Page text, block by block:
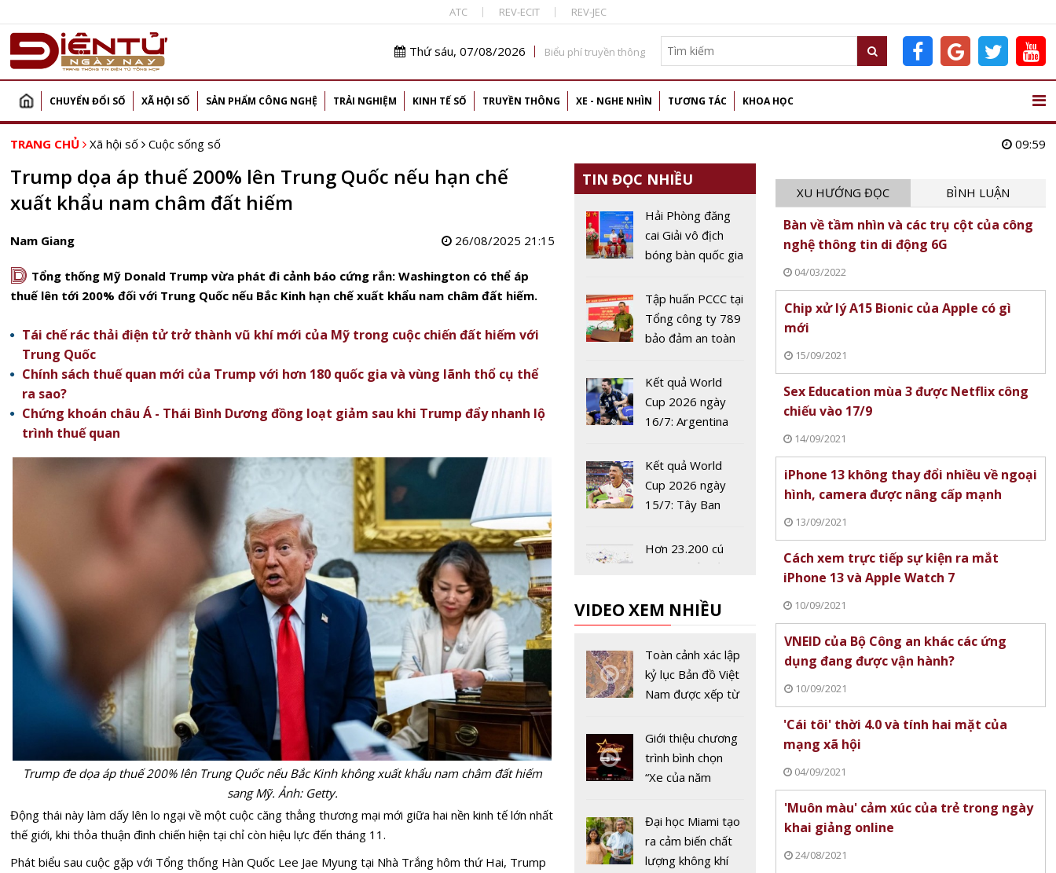
ATC REV-ECIT REV-JEC
Thứ sáu, 07/08/2026 Biểu phí truyền thông
CHUYỂN ĐỔI SỐ XÃ HỘI SỐ SẢN PHẨM CÔNG NGHỆ TRẢI NGHIỆM KINH TẾ SỐ TRUYỀN THÔNG XE - NGHE NHÌN TƯƠNG TÁC KHOA HỌC
TRANG CHỦ Xã hội số Cuộc sống số 09:59
Trump dọa áp thuế 200% lên Trung Quốc nếu hạn chế
xuất khẩu nam châm đất hiếm
Nam Giang 26/08/2025 21:15
D Tổng thống Mỹ Donald Trump vừa phát đi cảnh báo cứng rắn: Washington có thể áp
thuế lên tới 200% đối với Trung Quốc nếu Bắc Kinh hạn chế xuất khẩu nam châm đất hiếm.
Tái chế rác thải điện tử trở thành vũ khí mới của Mỹ trong cuộc chiến đất hiếm với
Trung Quốc
Chính sách thuế quan mới của Trump với hơn 180 quốc gia và vùng lãnh thổ cụ thể
ra sao?
Chứng khoán châu Á - Thái Bình Dương đồng loạt giảm sau khi Trump đẩy nhanh lộ
trình thuế quan
Trump đe dọa áp thuế 200% lên Trung Quốc nếu Bắc Kinh không xuất khẩu nam châm đất hiếm
sang Mỹ. Ảnh: Getty.
Động thái này làm dấy lên lo ngại về một cuộc căng thẳng thương mại mới giữa hai nền kinh tế lớn nhất
thế giới, khi thỏa thuận đình chiến hiện tại chỉ còn hiệu lực đến tháng 11.
Phát biểu sau cuộc gặp với Tổng thống Hàn Quốc Lee Jae Myung tại Nhà Trắng hôm thứ Hai, Trump
TIN ĐỌC NHIỀU
Hải Phòng đăng
cai Giải vô địch
bóng bàn quốc gia
thứ 44
Tập huấn PCCC tại
Tổng công ty 789
bảo đảm an toàn
phòng
Kết quả World
Cup 2026 ngày
16/7: Argentina
Kết quả World
Cup 2026 ngày
15/7: Tây Ban
World Cup sau 16
Hơn 23.200 cú
sét đánh ở miền
châu Á-Thái Bình
Dương và Nhật
Bản có Chủ tịch
tính hai mặt của
mạng xã hội
VIDEO XEM NHIỀU
Toàn cảnh xác lập
kỷ lục Bản đồ Việt
Nam được xếp từ
năm 2022
Giới thiệu chương
trình bình chọn
“Xe của năm
Đại học Miami tạo
ra cảm biến chất
lượng không khí
XU HƯỚNG ĐỌC BÌNH LUẬN
Bàn về tầm nhìn và các trụ cột của công
nghệ thông tin di động 6G
04/03/2022
Chip xử lý A15 Bionic của Apple có gì
mới
15/09/2021
Sex Education mùa 3 được Netflix công
chiếu vào 17/9
14/09/2021
iPhone 13 không thay đổi nhiều về ngoại
hình, camera được nâng cấp mạnh
13/09/2021
Cách xem trực tiếp sự kiện ra mắt
iPhone 13 và Apple Watch 7
10/09/2021
VNEID của Bộ Công an khác các ứng
dụng đang được vận hành?
10/09/2021
'Cái tôi' thời 4.0 và tính hai mặt của
mạng xã hội
04/09/2021
'Muôn màu' cảm xúc của trẻ trong ngày
khai giảng online
24/08/2021